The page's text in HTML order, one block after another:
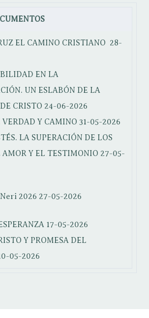
EL CAMINO CRISTIANO 28-
EN LA
UN ESLABÓN DE LA
CRISTO 24-06-2026
Y CAMINO 31-05-2026
LA SUPERACIÓN DE LOS
Y EL TESTIMONIO 27-05-
2026 27-05-2026
17-05-2026
Y PROMESA DEL
05-2026